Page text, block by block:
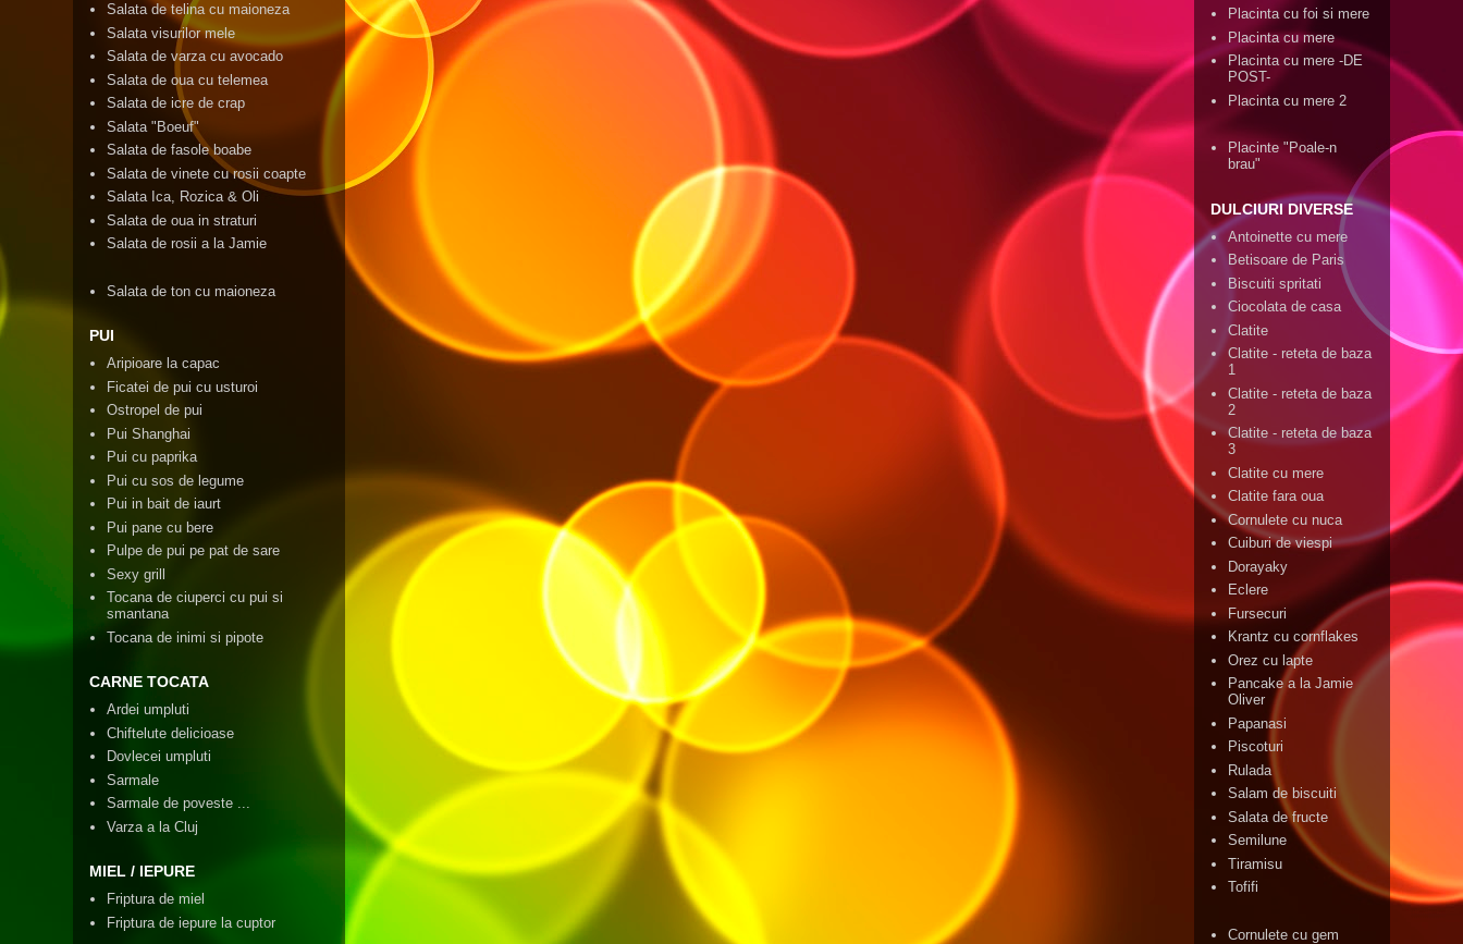
Salata de telina cu maioneza
Salata visurilor mele
Salata de varza cu avocado
Salata de oua cu telemea
Salata de icre de crap
Salata "Boeuf"
Salata de fasole boabe
Salata de vinete cu rosii coapte
Salata Ica, Rozica & Oli
Salata de oua in straturi
Salata de rosii a la Jamie
Salata de ton cu maioneza
PUI
Aripioare la capac
Ficatei de pui cu usturoi
Ostropel de pui
Pui Shanghai
Pui cu paprika
Pui cu sos de legume
Pui in bait de iaurt
Pui pane cu bere
Pulpe de pui pe pat de sare
Sexy grill
Tocana de ciuperci cu pui si
smantana
Tocana de inimi si pipote
CARNE TOCATA
Ardei umpluti
Chiftelute delicioase
Dovlecei umpluti
Sarmale
Sarmale de poveste ...
Varza a la Cluj
MIEL / IEPURE
Friptura de miel
Friptura de iepure la cuptor
Placinta cu foi si mere
Placinta cu mere
Placinta cu mere -DE
POST-
Placinta cu mere 2
Placinte "Poale-n
brau"
DULCIURI DIVERSE
Antoinette cu mere
Betisoare de Paris
Biscuiti spritati
Ciocolata de casa
Clatite
Clatite - reteta de baza
1
Clatite - reteta de baza
2
Clatite - reteta de baza
3
Clatite cu mere
Clatite fara oua
Cornulete cu nuca
Cuiburi de viespi
Dorayaky
Eclere
Fursecuri
Krantz cu cornflakes
Orez cu lapte
Pancake a la Jamie
Oliver
Papanasi
Piscoturi
Rulada
Salam de biscuiti
Salata de fructe
Semilune
Tiramisu
Tofifi
Cornulete cu gem